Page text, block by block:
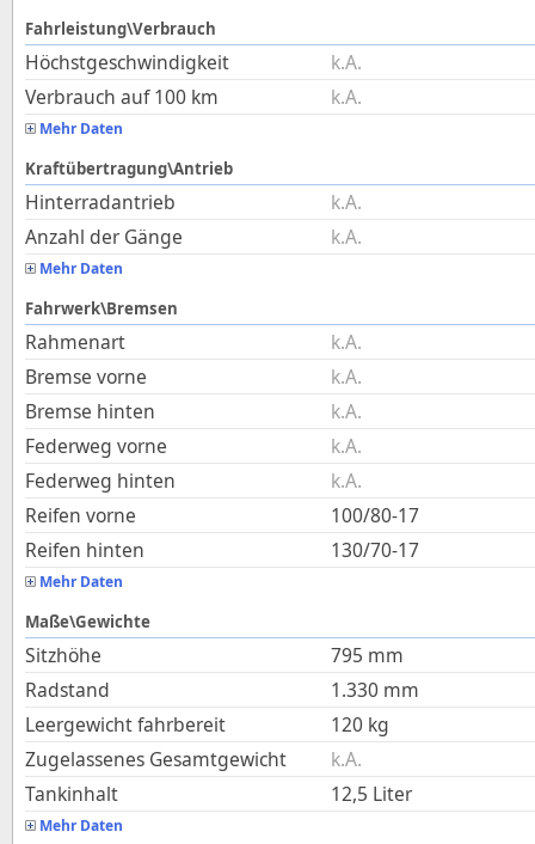
Fahrleistung\Verbrauch
Höchstgeschwindigkeit
k.A.
Verbrauch auf 100 km
k.A.
Mehr Daten
Kraftübertragung\Antrieb
Hinterradantrieb
k.A.
Anzahl der Gänge
k.A.
Mehr Daten
Fahrwerk\Bremsen
Rahmenart
k.A.
Bremse vorne
k.A.
Bremse hinten
k.A.
Federweg vorne
k.A.
Federweg hinten
k.A.
Reifen vorne
100/80-17
Reifen hinten
130/70-17
Mehr Daten
Maße\Gewichte
Sitzhöhe 795 mm
Radstand
1.330 mm
Leergewicht fahrbereit
120 kg
Zugelassenes Gesamtgewicht
k.A.
Tankinhalt
12,5 Liter
Mehr Daten